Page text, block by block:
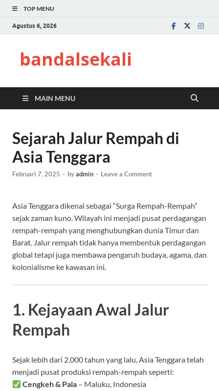
TOP MENU
Agustus 6, 2026
bandalsekali
MAIN MENU
Sejarah Jalur Rempah di
Asia Tenggara
Februari 7, 2025 - byadmin - Leave a Comment
Asia Tenggara dikenal sebagai “Surga Rempah-Rempah”
sejak zaman kuno. Wilayah ini menjadi pusat perdagangan
rempah-rempah yang menghubungkan dunia Timur dan
Barat. Jalur rempah tidak hanya membentuk perdagangan
global tetapi juga membawa pengaruh budaya, agama, dan
kolonialisme ke kawasan ini.
1. Kejayaan Awal Jalur
Rempah
Sejak lebih dari 2.000 tahun yang lalu, Asia Tenggara telah
menjadi pusat produksi rempah-rempah seperti:
Cengkeh & Pala – Maluku, Indonesia